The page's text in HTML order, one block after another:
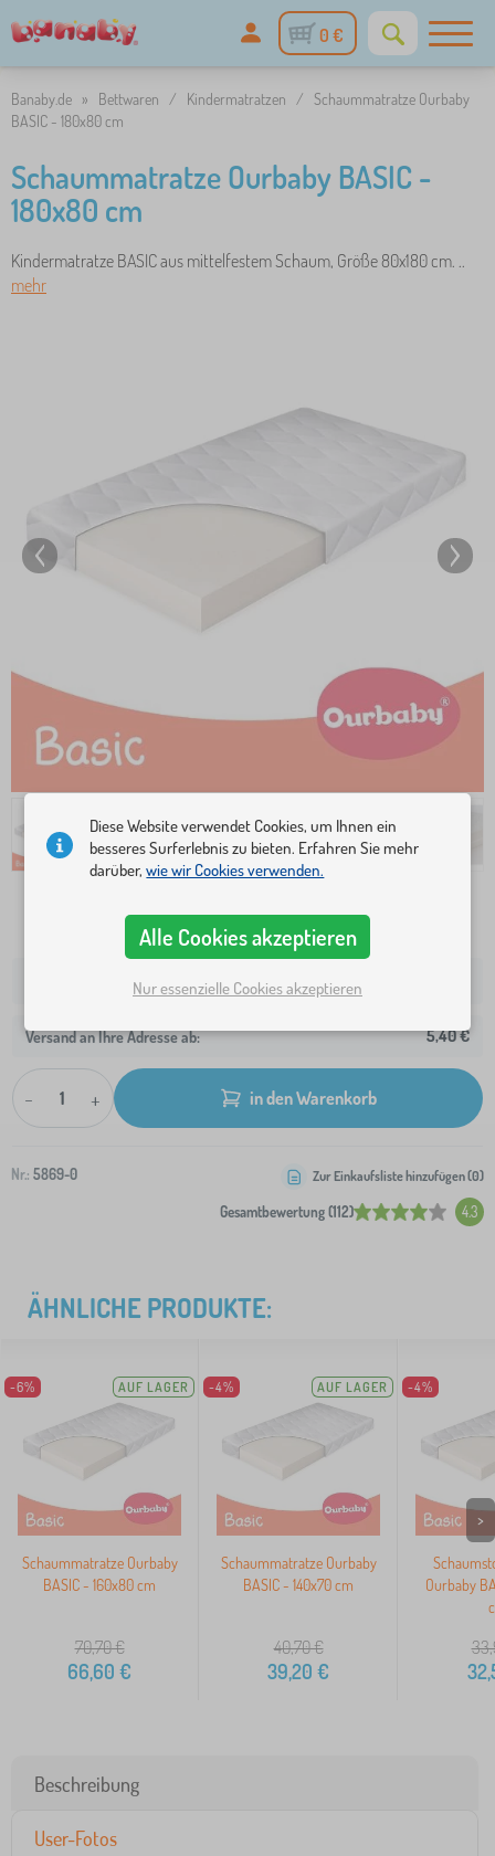
0 €
Banaby.de » Bettwaren / Kindermatratzen / Schaummatratze Ourbaby
BASIC - 180x80 cm
Schaummatratze Ourbaby BASIC -
180x80 cm
Kindermatratze BASIC aus mittelfestem Schaum, Größe 80x180 cm. ..
mehr
65,60 €
Versand an Ihre Adresse ab: 5,40 €
- + in den Warenkorb
Nr.: 5869-0
Gesamtbewertung (112) 4.3
Zur Einkaufsliste hinzufügen (0)
ÄHNLICHE PRODUKTE:
-6% AUF LAGER
Schaummatratze Ourbaby
BASIC - 160x80 cm
70,70€
66,60 €
-4% AUF LAGER
Schaummatratze Ourbaby
BASIC - 140x70 cm
40,70€
39,20 €
-4%
Ourbaby
>
Beschreibung
User-Fotos
Diese Website verwendet Cookies, um Ihnen ein
besseres Surferlebnis zu bieten. Erfahren Sie mehr
darüber,wie wir Cookies verwenden.
Alle Cookies akzeptieren
Nur essenzielle Cookies akzeptieren